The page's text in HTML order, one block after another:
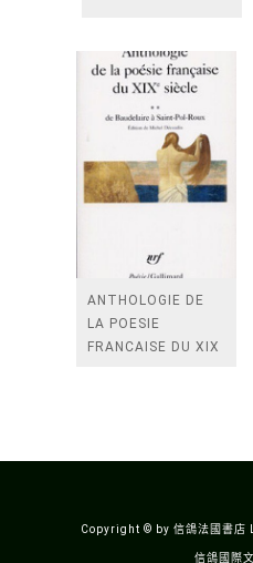
ANTHOLOGIE DE
LA POESIE
FRANCAISE DU XIX
Copyright © by 信鴿法國書
信鴿國際